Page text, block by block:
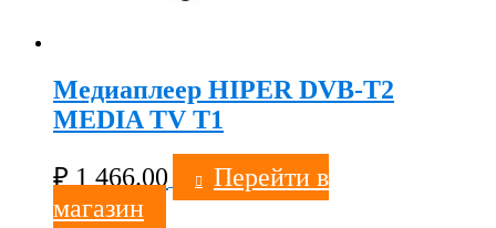
Медиаплеер HIPER DVB-T2
MEDIA TV T1
₽ 1 466.00
Перейти в
магазин